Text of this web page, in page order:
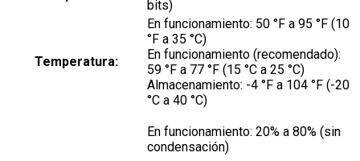
bits)
Temperatura:
En funcionamiento: 50 °F a 95 °F (10
°F a 35 °C)
En funcionamiento (recomendado):
59 °F a 77 °F (15 °C a 25 °C)
Almacenamiento: -4 °F a 104 °F (-20
°C a 40 °C)
En funcionamiento: 20% a 80% (sin
condensación)